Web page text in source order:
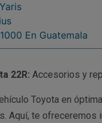
En Guatemala
22R: Accesorios y
Toyota en
Aquí, te ofreceremos